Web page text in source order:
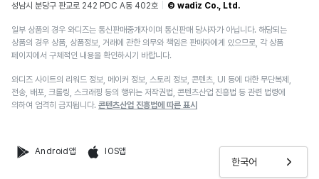
한국어
성남시 분당구 판교로 242 PDC A동 402호
© wadiz Co., Ltd.
일부 상품의 경우 와디즈는 통신판매중개자이며 통신판매 당사자가 아닙니다. 해당되는
상품의 경우 상품, 상품정보, 거래에 관한 의무와 책임은 판매자에게 있으므로, 각 상품
페이지에서 구체적인 내용을 확인하시기 바랍니다.
와디즈 사이트의 리워드 정보, 메이커 정보, 스토리 정보, 콘텐츠, UI 등에 대한 무단복제,
전송, 배포, 크롤링, 스크래핑 등의 행위는 저작권법, 콘텐츠산업 진흥법 등 관련 법령에
의하여 엄격히 금지됩니다. 콘텐츠산업 진흥법에 따른 표시
Android앱 IOS앱